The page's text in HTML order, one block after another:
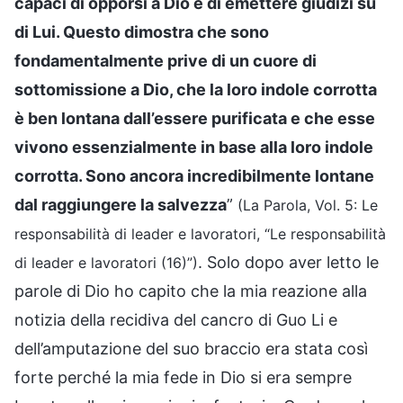
di Lui. Questo dimostra che sono
fondamentalmente prive di un cuore di
sottomissione a Dio, che la loro indole corrotta
è ben lontana dall’essere purificata e che esse
vivono essenzialmente in base alla loro indole
corrotta. Sono ancora incredibilmente lontane
dal raggiungere la salvezza” (La Parola, Vol. 5: Le
responsabilità di leader e lavoratori, “Le responsabilità
di leader e lavoratori (16)”). Solo dopo aver letto le
parole di Dio ho capito che la mia reazione alla
notizia della recidiva del cancro di Guo Li e
dell’amputazione del suo braccio era stata così
forte perché la mia fede in Dio si era sempre